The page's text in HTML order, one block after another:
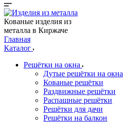
Кованые изделия из
металла в Киржаче
Главная
Каталог
Решётки на окна
Дутые решётки на окна
Кованые решётки
Раздвижные решётки
Распашные решётки
Решётки для дачи
Решётки на балкон